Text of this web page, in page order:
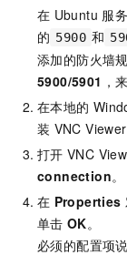
在 Ubuntu 服
的 5900 和
添加的防火墙
5900/5901 ，
在本地的
装 VNC Viewer
打开 VNC
connection。
在 Properties
单击 OK。
必须的配置项